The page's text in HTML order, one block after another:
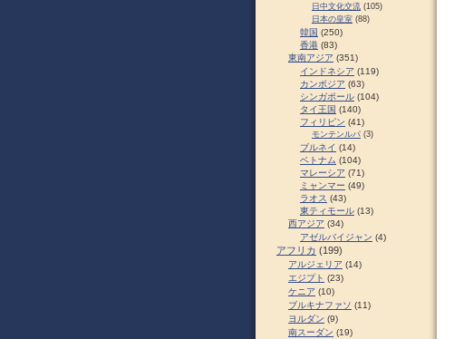
日中文化交流 (105)
日本の皇室 (88)
韓国 (250)
香港 (83)
東南アジア (351)
インドネシア (119)
カンボジア (63)
シンガポール (104)
タイ王国 (140)
フィリピン (41)
モンテンルパ (3)
ブルネイ (14)
ベトナム (104)
マレーシア (71)
ミャンマー (49)
ラオス (43)
東ティモール (13)
西アジア (34)
アゼルバイジャン (4)
アフリカ (199)
アルジェリア (14)
エジプト (23)
ケニア (10)
ブルキナファソ (11)
ヨルダン (9)
南スーダン (19)